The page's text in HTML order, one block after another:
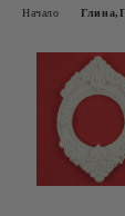
Начало